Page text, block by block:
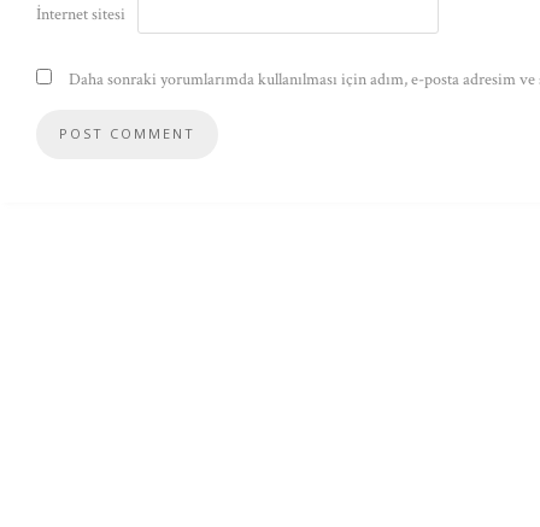
İnternet sitesi
Daha sonraki yorumlarımda kullanılması için adım, e-posta adresim